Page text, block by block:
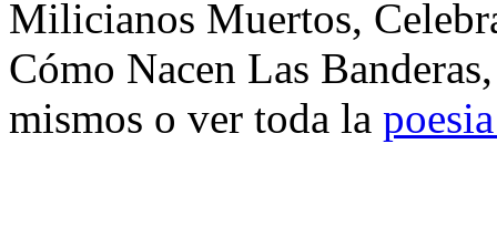
Milicianos Muertos,
Cómo Nacen Las
mismos o ver toda la